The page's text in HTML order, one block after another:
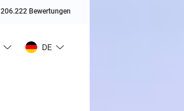
206.222 Bewertungen
DE